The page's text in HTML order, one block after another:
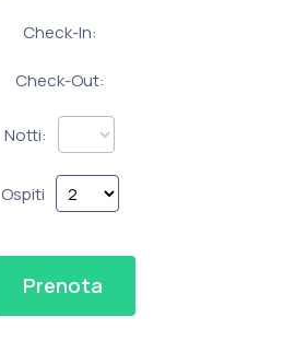
Check-In:
Check-Out:
Notti:
Ospiti
Prenota